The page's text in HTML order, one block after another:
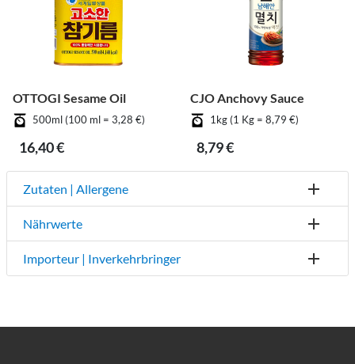
OTTOGI Sesame Oil
500ml (100 ml = 3,28 €)
16,40 €
CJO Anchovy Sauce
1kg (1 Kg = 8,79 €)
8,79 €
Zutaten | Allergene
Nährwerte
Importeur | Inverkehrbringer